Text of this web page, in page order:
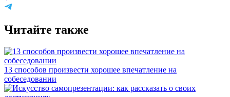
Читайте также
13 способов произвести хорошее впечатление на
собеседовании